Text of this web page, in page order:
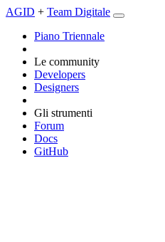
AGID + Team Digitale
Piano Triennale
Le community
Developers
Designers
Gli strumenti
Forum
Docs
GitHub